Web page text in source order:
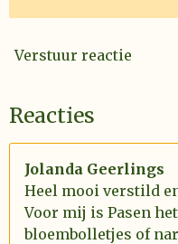
Verstuur reactie
Reacties
Jolanda Geerlings
Heel mooi verstild
Voor mij is Pasen
bloembolletjes of